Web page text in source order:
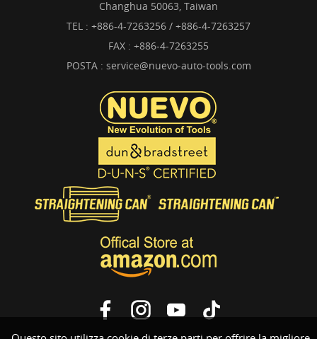
Changhua 50063, Taiwan
TEL : +886-4-7263256 / +886-4-7263257
FAX : +886-4-7263255
POSTA : service@nuevo-auto-tools.com